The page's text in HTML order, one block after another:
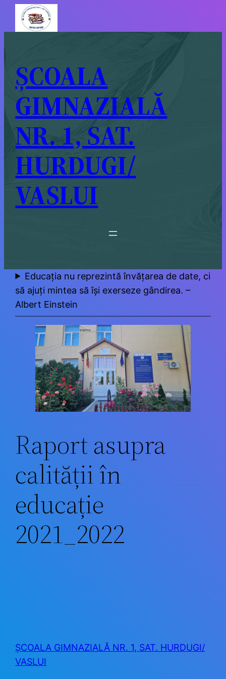
ȘCOALA
GIMNAZIALĂ
NR. 1, SAT.
HURDUGI/
VASLUI
Educația nu reprezintă învățarea de date, ci
să ajuți mintea să își exerseze gândirea. –
Albert Einstein
Raport asupra
calității în
educație
2021_2022
ȘCOALA GIMNAZIALĂ NR. 1, SAT. HURDUGI/
VASLUI